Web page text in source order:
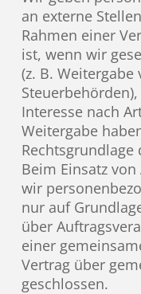
an externe
Rahmen einer
ist, wenn wir
(z. B. Weitergabe
Interesse nach
Weitergabe
Beim Einsatz
wir
nur auf
über
einer
Vertrag über
geschlossen.